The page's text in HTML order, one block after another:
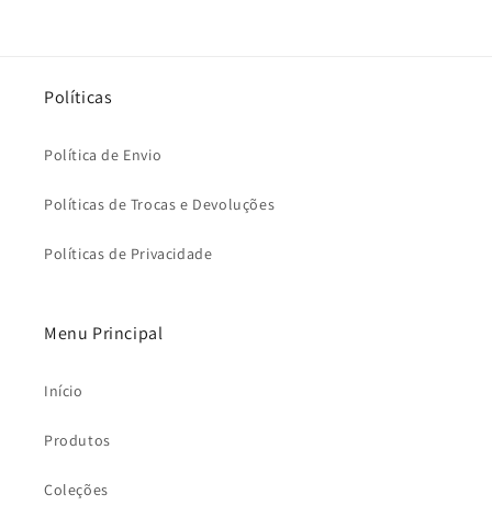
Políticas
Política de Envio
Políticas de Trocas e Devoluções
Políticas de Privacidade
Menu Principal
Início
Produtos
Coleções